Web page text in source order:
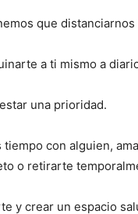
que
a ti mismo a
una prioridad.
con alguien,
o retirarte
y crear un espacio